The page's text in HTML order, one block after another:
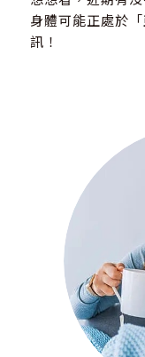
身體可能正處於
訊！